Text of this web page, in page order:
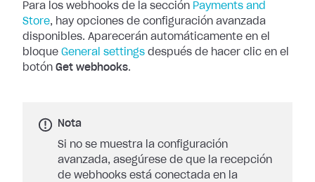
Para los webhooks de la sección Payments and
Store, hay opciones de configuración avanzada
disponibles. Aparecerán automáticamente en el
bloque General settings después de hacer clic en el
botón Get webhooks.
Nota
Si no se muestra la configuración
avanzada, asegúrese de que la recepción
de webhooks está conectada en la